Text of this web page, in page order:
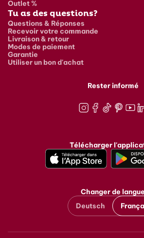
Outlet %
Tu as des questions?
Questions & Réponses
Recevoir votre commande
Livraison & retour
Modes de paiement
Garantie
Utiliser un bon d'achat
Rester informé
Télécharger
Changer de langue
Deutsch